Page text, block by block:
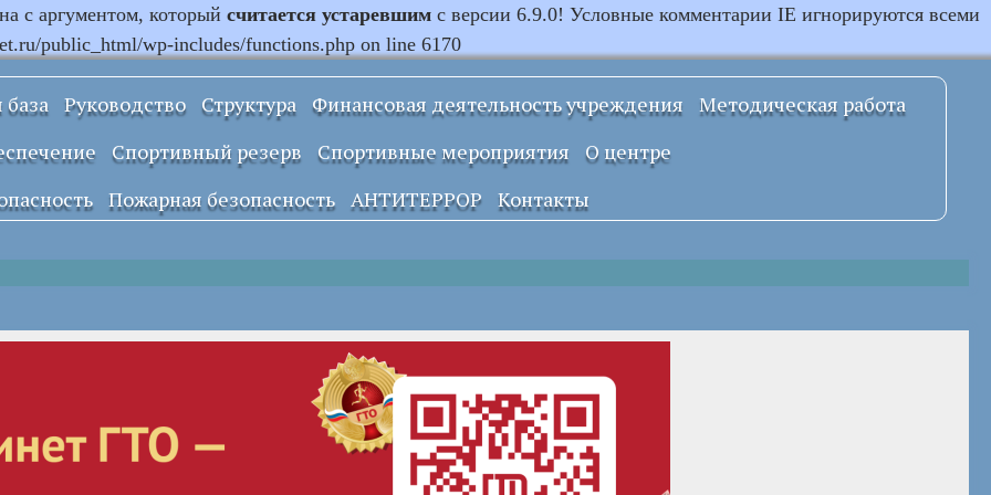
с аргументом, который считается устаревшим с версии 6.9.0! Условные комментарии IE игнорируются всеми
public_html/wp-includes/functions.php on line 6170
Руководство Структура
Финансовая деятельность учреждения
Информация о
закупках и заказах
Методическая работа
Спортивный резерв Спортивные мероприятия
О центре
УСТАВ
Пожарная безопасность АНТИТЕРРОР Контакты